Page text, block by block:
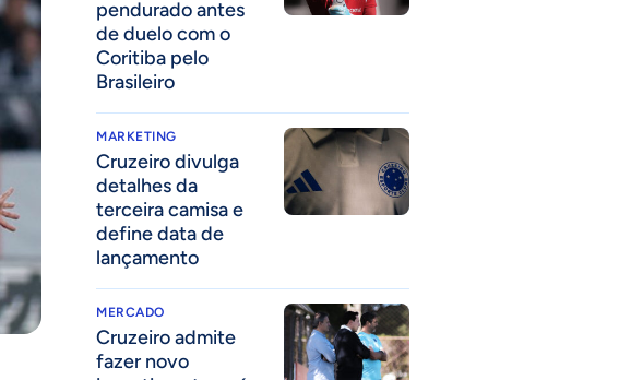
pendurado antes
de duelo com o
Coritiba pelo
Brasileiro
MARKETING
Cruzeiro divulga
detalhes da
terceira camisa e
define data de
lançamento
MERCADO
Cruzeiro admite
fazer novo